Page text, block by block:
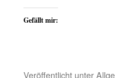
Gefällt mir:
Veröffentlicht unter